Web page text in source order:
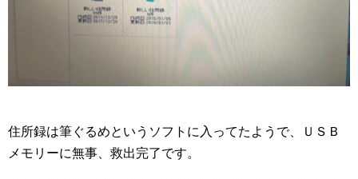
住所録は筆ぐるめというソフトに入ってたようで、ＵＳＢ
メモリーに無事、救出完了です。